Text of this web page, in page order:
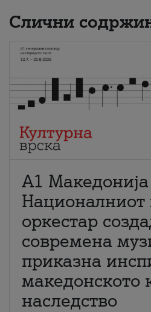
Слични
А1
Националниот
оркестар
современа
приказна
македонското
наследство